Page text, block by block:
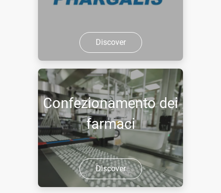
Discover
Confezionamento dei
farmaci
Discover